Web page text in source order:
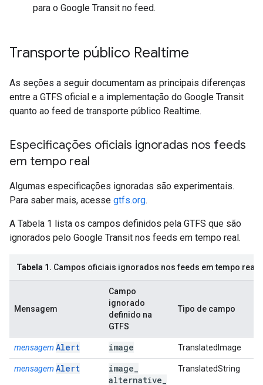
para o Google Transit no feed.
Transporte público Realtime
As seções a seguir documentam as principais diferenças
entre a GTFS oficial e a implementação do Google Transit
quanto ao feed de transporte público Realtime.
Especificações oficiais ignoradas nos feeds
em tempo real
Algumas especificações ignoradas são experimentais.
Para saber mais, acesse gtfs.org.
A Tabela 1 lista os campos definidos pela GTFS que são
ignorados pelo Google Transit nos feeds em tempo real.
Tabela 1. Campos oficiais ignorados nos feeds em tempo real
Mensagem
Campo
ignorado
definido na
GTFS
Tipo de campo
mensagem Alert image TranslatedImage
mensagem Alert image
alternative
TranslatedString